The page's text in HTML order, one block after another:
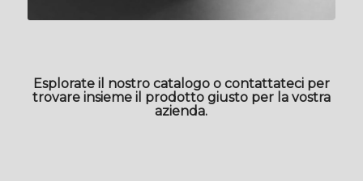
Esplorate il nostro catalogo o contattateci per
trovare insieme il prodotto giusto per la vostra
azienda.